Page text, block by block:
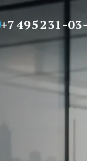
+7 495 231-